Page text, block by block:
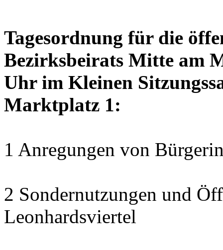
Tagesordnung für die
Bezirksbeirats Mitte am
Uhr im Kleinen
Marktplatz 1:
1 Anregungen von
2 Sondernutzungen und
Leonhardsviertel